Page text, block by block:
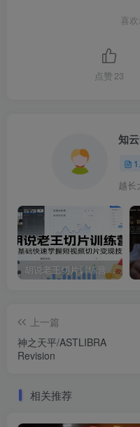
喜
点赞 23
知
越长
胡说老王切片训练营，零基础快速掌握短视频切片变现技巧
上一篇
神之天平/ASTLIBRA
Revision
相关推荐